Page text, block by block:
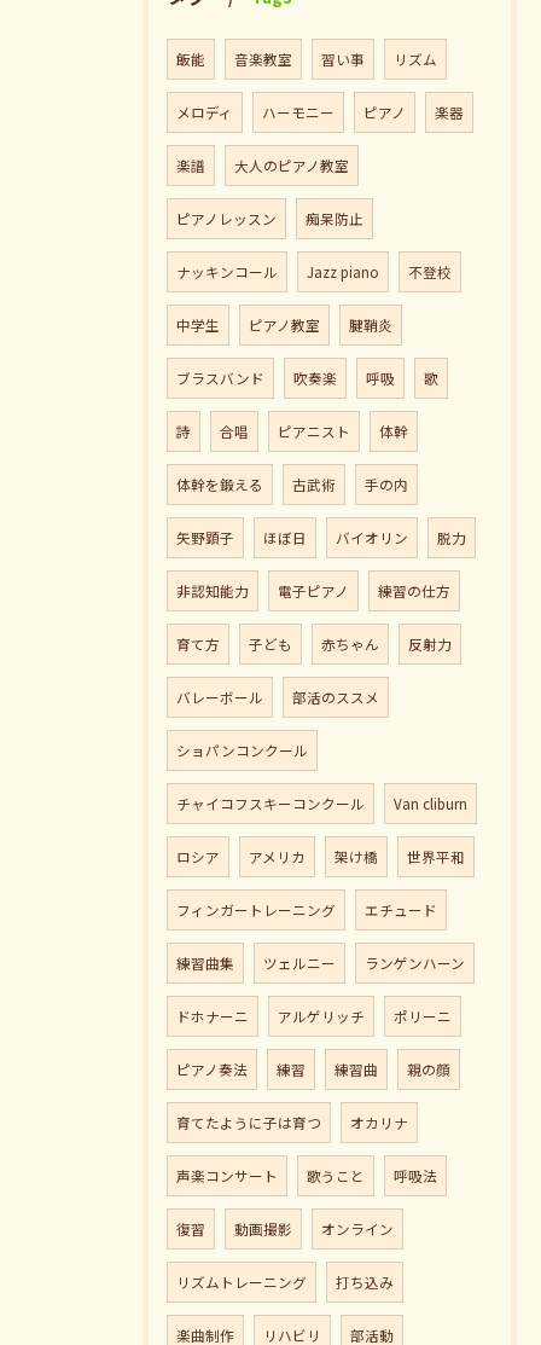
飯能 音楽教室 習い事 リズム
メロディ ハーモニー ピアノ 楽器
楽譜 大人のピアノ教室
ピアノレッスン 痴呆防止
ナッキンコール Jazz piano 不登校
中学生 ピアノ教室 腱鞘炎
ブラスバンド 吹奏楽 呼吸 歌
詩 合唱 ピアニスト 体幹
体幹を鍛える 古武術 手の内
矢野顕子 ほぼ日 バイオリン 脱力
非認知能力 電子ピアノ 練習の仕方
育て方 子ども 赤ちゃん 反射力
バレーボール 部活のススメ
ショパンコンクール
チャイコフスキーコンクール Van cliburn
ロシア アメリカ 架け橋 世界平和
フィンガートレーニング エチュード
練習曲集 ツェルニー ランゲンハーン
ドホナーニ アルゲリッチ ポリーニ
ピアノ奏法 練習 練習曲 親の顔
育てたように子は育つ オカリナ
声楽コンサート 歌うこと 呼吸法
復習 動画撮影 オンライン
リズムトレーニング 打ち込み
楽曲制作 リハビリ 部活動